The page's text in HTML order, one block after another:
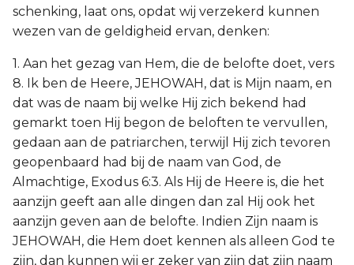
schenking, laat ons, opdat wij verzekerd kunnen
wezen van de geldigheid ervan, denken:
1. Aan het gezag van Hem, die de belofte doet, vers
8. Ik ben de Heere, JEHOWAH, dat is Mijn naam, en
dat was de naam bij welke Hij zich bekend had
gemarkt toen Hij begon de beloften te vervullen,
gedaan aan de patriarchen, terwijl Hij zich tevoren
geopenbaard had bij de naam van God, de
Almachtige, Exodus 6:3. Als Hij de Heere is, die het
aanzijn geeft aan alle dingen dan zal Hij ook het
aanzijn geven aan de belofte. Indien Zijn naam is
JEHOWAH, die Hem doet kennen als alleen God te
zijn, dan kunnen wij er zeker van zijn dat zijn naam